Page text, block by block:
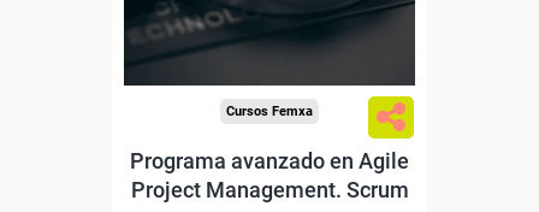
-Servicios a las Empresas.
Cursos Femxa
Programa avanzado en Agile
Project Management. Scrum